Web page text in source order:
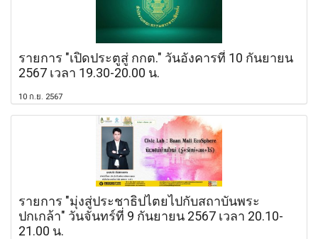
รายการ "เปิดประตูสู่ กกต." วันอังคารที่ 10 กันยายน
2567 เวลา 19.30-20.00 น.
10 ก.ย. 2567
รายการ "มุ่งสู่ประชาธิปไตยไปกับสถาบันพระ
ปกเกล้า" วันจันทร์ที่ 9 กันยายน 2567 เวลา 20.10-
21.00 น.